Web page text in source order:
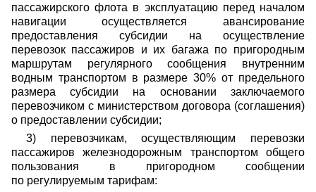
пассажирского флота в эксплуатацию перед началом
навигации осуществляется авансирование
предоставления субсидии на осуществление
перевозок пассажиров и их багажа по пригородным
маршрутам регулярного сообщения внутренним
водным транспортом в размере 30% от предельного
размера субсидии на основании заключаемого
перевозчиком с министерством договора (соглашения)
о предоставлении субсидии;
3) перевозчикам, осуществляющим перевозки
пассажиров железнодорожным транспортом общего
пользования в пригородном сообщении
по регулируемым тарифам: